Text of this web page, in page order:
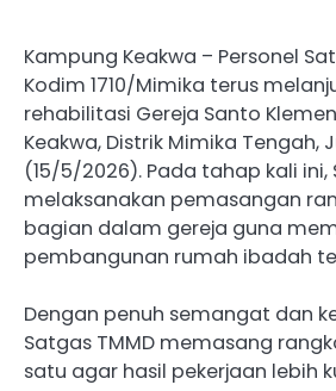
Kampung Keakwa – Personel
Kodim 1710/Mimika terus
rehabilitasi Gereja Santo
Keakwa, Distrik Mimika Tengah,
(15/5/2026). Pada tahap kali ini,
melaksanakan pemasangan
bagian dalam gereja guna
pembangunan rumah ibadah
Dengan penuh semangat dan
Satgas TMMD memasang
satu agar hasil pekerjaan lebih